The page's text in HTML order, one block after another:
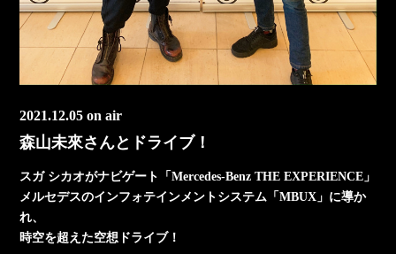
2021.12.05 on air
森山未來さんとドライブ！
スガ シカオがナビゲート「Mercedes-Benz THE EXPERIENCE」
メルセデスのインフォテインメントシステム「MBUX」に導か
れ、
時空を超えた空想ドライブ！